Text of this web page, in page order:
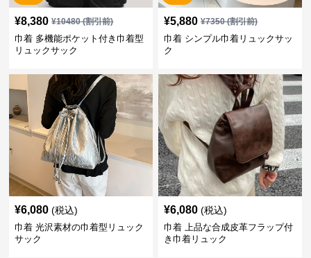
¥8,380 ¥10480(割引前)
巾着 多機能ポケット付き巾着型
リュックサック
¥5,880 ¥7350(割引前)
巾着 シンプル巾着リュックサッ
ク
¥6,080 (税込)
巾着 光沢素材の巾着型リュック
サック
¥6,080 (税込)
巾着 上品な合成皮革フラップ付
き巾着リュック